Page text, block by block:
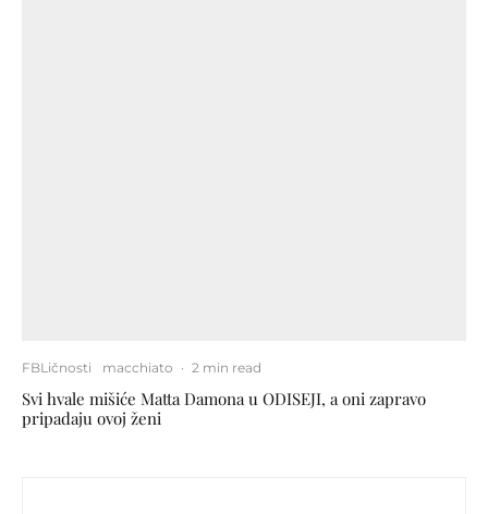
FBLičnosti macchiato · 2 min read
Svi hvale mišiće Matta Damona u ODISEJI, a oni zapravo
pripadaju ovoj ženi